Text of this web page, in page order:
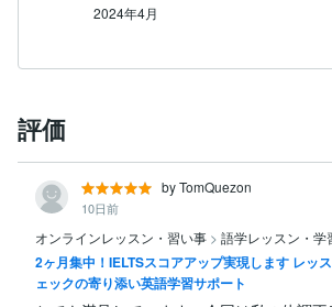
2024年4月
評価
by TomQuezon
10日前
オンラインレッスン・習い事 > 語学レッスン・学
2ヶ月集中！IELTSスコアアップ実現します レッ
ェックの寄り添い英語学習サポート